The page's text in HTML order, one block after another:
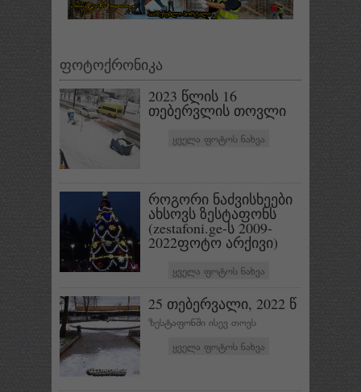
ფოტოქრონიკა
2023 წლის 16
თებერვლის თოვლი
ყველა ფოტოს ნახვა
როგორი ნაძვისხეები
ახსოვს ზესტაფონს
(zestafoni.ge-ს 2009-
2022ფოტო არქივი)
ყველა ფოტოს ნახვა
25 თებერვალი, 2022 წ
ზესტაფონში ისევ თოვს
ყველა ფოტოს ნახვა